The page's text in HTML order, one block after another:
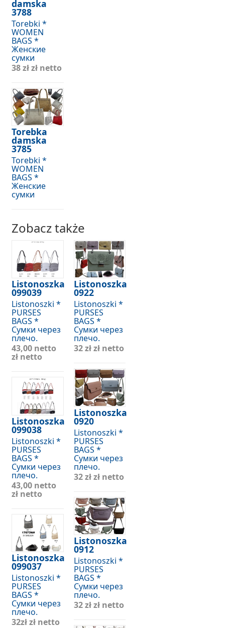
damska
3788
Torebki *
WOMEN
BAGS *
Женские
сумки
38 złzł netto
Torebka
damska
3785
Torebki *
WOMEN
BAGS *
Женские
сумки
Zobacz także
Listonoszka
099039
Listonoszki *
PURSES
BAGS *
Сумки через
плечо.
43,00 netto
zł netto
Listonoszka
099038
Listonoszki *
PURSES
BAGS *
Сумки через
плечо.
43,00 netto
zł netto
Listonoszka
099037
Listonoszki *
PURSES
BAGS *
Сумки через
плечо.
32złzł netto
Listonoszka
0922
Listonoszki *
PURSES
BAGS *
Сумки через
плечо.
32 złzł netto
Listonoszka
0920
Listonoszki *
PURSES
BAGS *
Сумки через
плечо.
32 złzł netto
Listonoszka
0912
Listonoszki *
PURSES
BAGS *
Сумки через
плечо.
32 złzł netto